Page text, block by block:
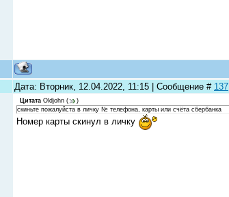
Дата: Вторник, 12.04.2022, 11:15 | Сообщение # 137
Цитата Oldjohn (
)
скиньте пожалуйста в личку № телефона, карты или счёта сбербанка
Номер карты скинул в личку